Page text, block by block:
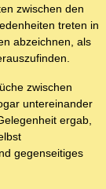
zwischen den
treten in
abzeichnen, als
zwischen
untereinander
ergab,
gegenseitiges